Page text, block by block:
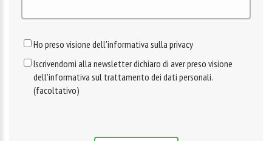
Ho preso visione dell'informativa sulla privacy
Iscrivendomi alla newsletter dichiaro di aver preso visione
dell'informativa sul trattamento dei dati personali.
(facoltativo)